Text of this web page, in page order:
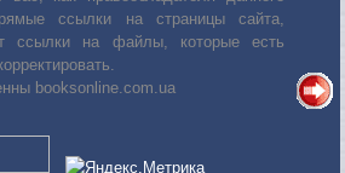
ссылки на страницы сайта,
ссылки на файлы, которые есть
booksonline.com.ua